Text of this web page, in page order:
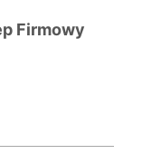
Firmowy